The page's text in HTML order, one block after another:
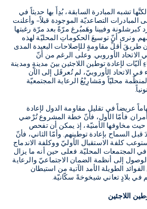
تشبه المبادرة السابقة، بُدِأَ بها حديثاً في
المبادرات التصاعديّة الموجودة قبلاً– وأعلنت
كبرشلونة وفيينا وهَمبُرغ مرّةً بعد مرّة رغبتها
. ونرى أنّ توسيعَ الحكوماتِ المحليّة لهذه
طريقَ أقلِّ مقاومةٍ للإصلاحات البعيدة المدى
الأوروبي. وعلى الرغم من أنّ
آليّات لإعادة توطين اللاجئين بينَ مدينةٍ ومدينة
في الاتحاد الأوروبيّ، لم تُعرقَل إلى الآن
محليّاً ومَشارِيْعُ الرعاية المجتمعيّة
.
عريضاً في تقليل مقاومة الدول لإعادة
. فأمّا الأول، فأنّ خطة المشروع تُرْضي
مخاوفها الأمنيّة، إذ يمكن أن تفحص
قبل السماح بإعادة توطينهم. وأمّا الثاني، فأنّ
كلفة الاستقبال الأوليّ ووكلفة الاندماج
المجتمعات المحليّة. فعلى حين أنه ما يزال
إلى أنظمة الضمان الاجتماعيّ والرعاية
الطويلة الأمد الآتية من استيطان
في بلادٍ تعاني شيخوخةً سكّانيّة.
اللاجئين